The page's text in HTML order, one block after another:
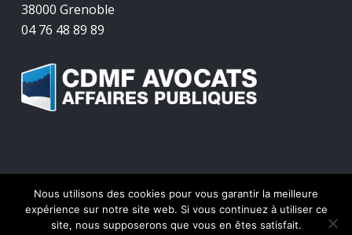
38000 Grenoble
04 76 48 89 89
© 2026 CDMF Avocats Affaires Publiques.
Nous utilisons des cookies pour vous garantir la meilleure
expérience sur notre site web. Si vous continuez à utiliser ce
site, nous supposerons que vous en êtes satisfait.